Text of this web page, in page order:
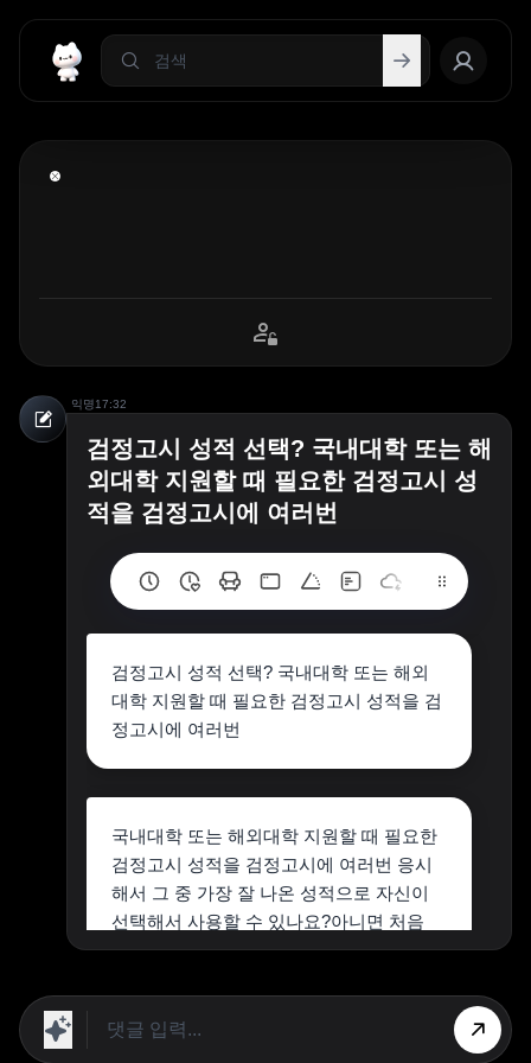
익명17:32
검정고시 성적 선택? 국내대학 또는 해
외대학 지원할 때 필요한 검정고시 성
적을 검정고시에 여러번
검정고시 성적 선택? 국내대학 또는 해외
대학 지원할 때 필요한 검정고시 성적을 검
정고시에 여러번
국내대학 또는 해외대학 지원할 때 필요한
검정고시 성적을 검정고시에 여러번 응시
해서 그 중 가장 잘 나온 성적으로 자신이
선택해서 사용할 수 있나요?아니면 처음
응시한 성적으로만 사용할 수 있나요?